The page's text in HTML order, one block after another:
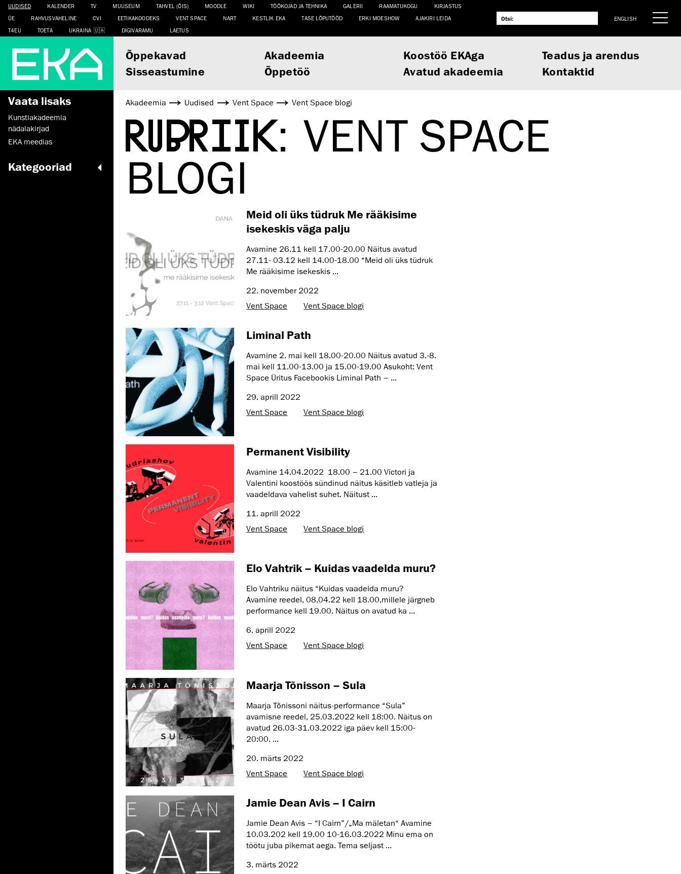
UUDISED KALENDER TV MUUSEUM TAHVEL (ÕIS) MOODLE WIKI TÖÖKOJAD JA TEHNIKA GALERII RAAMATUKOGU
KIRJASTUS
ÜE
RAHVUSVAHELINE CVI EETIKAKOODEKS VENT SPACE NART KESTLIK EKA TASE LÕPUTÖÖD ERKI MOESHOW
AJAKIRI LEIDA
T4EU
TOETA UKRAINA DIGIVARAMU LAETUS
ENGLISH
Õppekavad Akadeemia Koostöö EKAga
Teadus ja arendus
Sisseastumine
Õppetöö Avatud akadeemia Kontaktid
Vaata lisaks
Kunstiakadeemia
nädalakirjad
EKA meedias
Kategooriad
Akadeemia Uudised Vent Space Vent Space blogi
RUBRIIK: VENT SPACE
BLOGI
Meid oli üks tüdruk Me rääkisime
isekeskis väga palju
Avamine 26.11 kell 17.00-20.00 Näitus avatud
27.11- 03.12 kell 14.00-18.00 “Meid oli üks tüdruk
Me rääkisime isekeskis ...
22. november 2022
Vent Space
Vent Space blogi
Liminal Path
Avamine 2. mai kell 18.00-20.00 Näitus avatud 3.-8.
mai kell 11.00-13.00 ja 15.00-19.00 Asukoht: Vent
Space Üritus Facebookis Liminal Path – ...
29. aprill 2022
Vent Space
Vent Space blogi
Permanent Visibility
Avamine 14.04.2022 18.00 – 21.00 Victori ja
Valentini koostöös sündinud näitus käsitleb vatleja ja
vaadeldava vahelist suhet. Näitust ...
11. aprill 2022
Vent Space
Vent Space blogi
Elo Vahtrik – Kuidas vaadelda muru?
Elo Vahtriku näitus “Kuidas vaadelda muru?
Avamine reedel, 08.04.22 kell 18.00,millele järgneb
performance kell 19.00. Näitus on avatud ka ...
6. aprill 2022
Vent Space
Vent Space blogi
Maarja Tõnisson – Sula
Maarja Tõnissoni näitus-performance “Sula”
avamisne reedel, 25.03.2022 kell 18:00. Näitus on
avatud 26.03-31.03.2022 iga päev kell 15:00-
20:00. ...
20. märts 2022
Vent Space
Vent Space blogi
Jamie Dean Avis – I Cairn
Jamie Dean Avis – “I Cairn”/„Ma mäletan“ Avamine
10.03.202 kell 19.00 10-16.03.2022 Minu ema on
töötu juba pikemat aega. Tema seljast ...
3. märts 2022